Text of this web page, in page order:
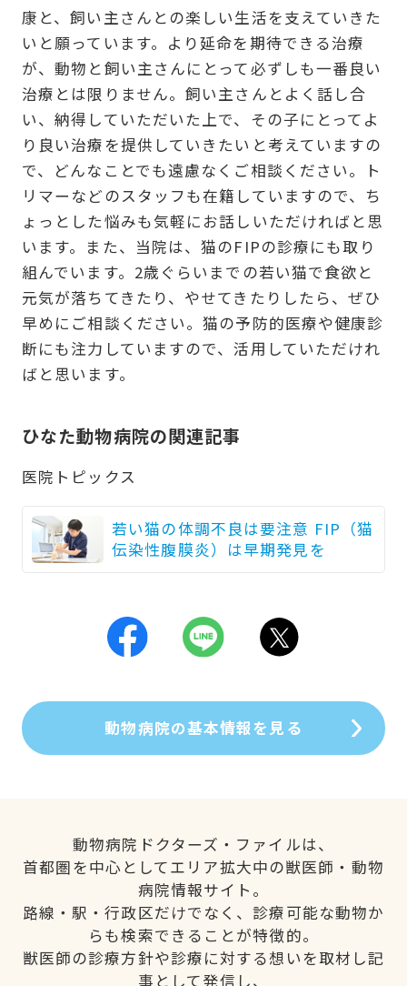
康と、飼い主さんとの楽しい生活を支えていきた
いと願っています。より延命を期待できる治療
が、動物と飼い主さんにとって必ずしも一番良い
治療とは限りません。飼い主さんとよく話し合
い、納得していただいた上で、その子にとってよ
り良い治療を提供していきたいと考えていますの
で、どんなことでも遠慮なくご相談ください。ト
リマーなどのスタッフも在籍していますので、ち
ょっとした悩みも気軽にお話しいただければと思
います。また、当院は、猫のFIPの診療にも取り
組んでいます。2歳ぐらいまでの若い猫で食欲と
元気が落ちてきたり、やせてきたりしたら、ぜひ
早めにご相談ください。猫の予防的医療や健康診
断にも注力していますので、活用していただけれ
ばと思います。
ひなた動物病院の関連記事
医院トピックス
若い猫の体調不良は要注意 FIP（猫
伝染性腹膜炎）は早期発見を
動物病院の基本情報を見る
動物病院ドクターズ・ファイルは、
首都圏を中心としてエリア拡大中の獣医師・動物
病院情報サイト。
路線・駅・行政区だけでなく、診療可能な動物か
らも検索できることが特徴的。
獣医師の診療方針や診療に対する想いを取材し記
事として発信し、